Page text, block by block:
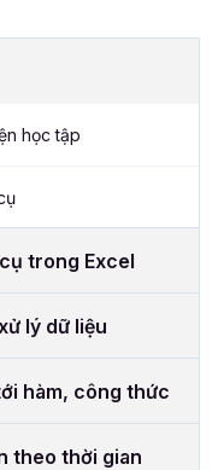
học tập
trong Excel
lý dữ liệu
hàm, công thức
theo thời gian